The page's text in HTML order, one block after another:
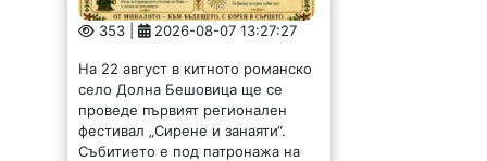
353 | 2026-08-07 13:27:27
На 22 август в китното романско
село Долна Бешовица ще се
проведе първият регионален
фестивал „Сирене и занаяти“.
Събитието е под патронажа на